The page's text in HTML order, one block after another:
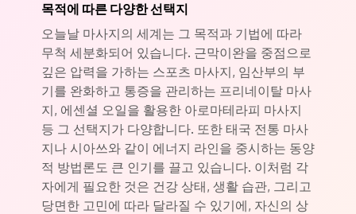
목적에 따른 다양한 선택지
오늘날 마사지의 세계는 그 목적과 기법에 따라
무척 세분화되어 있습니다. 근막이완을 중점으로
깊은 압력을 가하는 스포츠 마사지, 임산부의 부
기를 완화하고 통증을 관리하는 프리네이탈 마사
지, 에센셜 오일을 활용한 아로마테라피 마사지
등 그 선택지가 다양합니다. 또한 태국 전통 마사
지나 시아쓰와 같이 에너지 라인을 중시하는 동양
적 방법론도 큰 인기를 끌고 있습니다. 이처럼 각
자에게 필요한 것은 건강 상태, 생활 습관, 그리고
당면한 고민에 따라 달라질 수 있기에, 자신의 상